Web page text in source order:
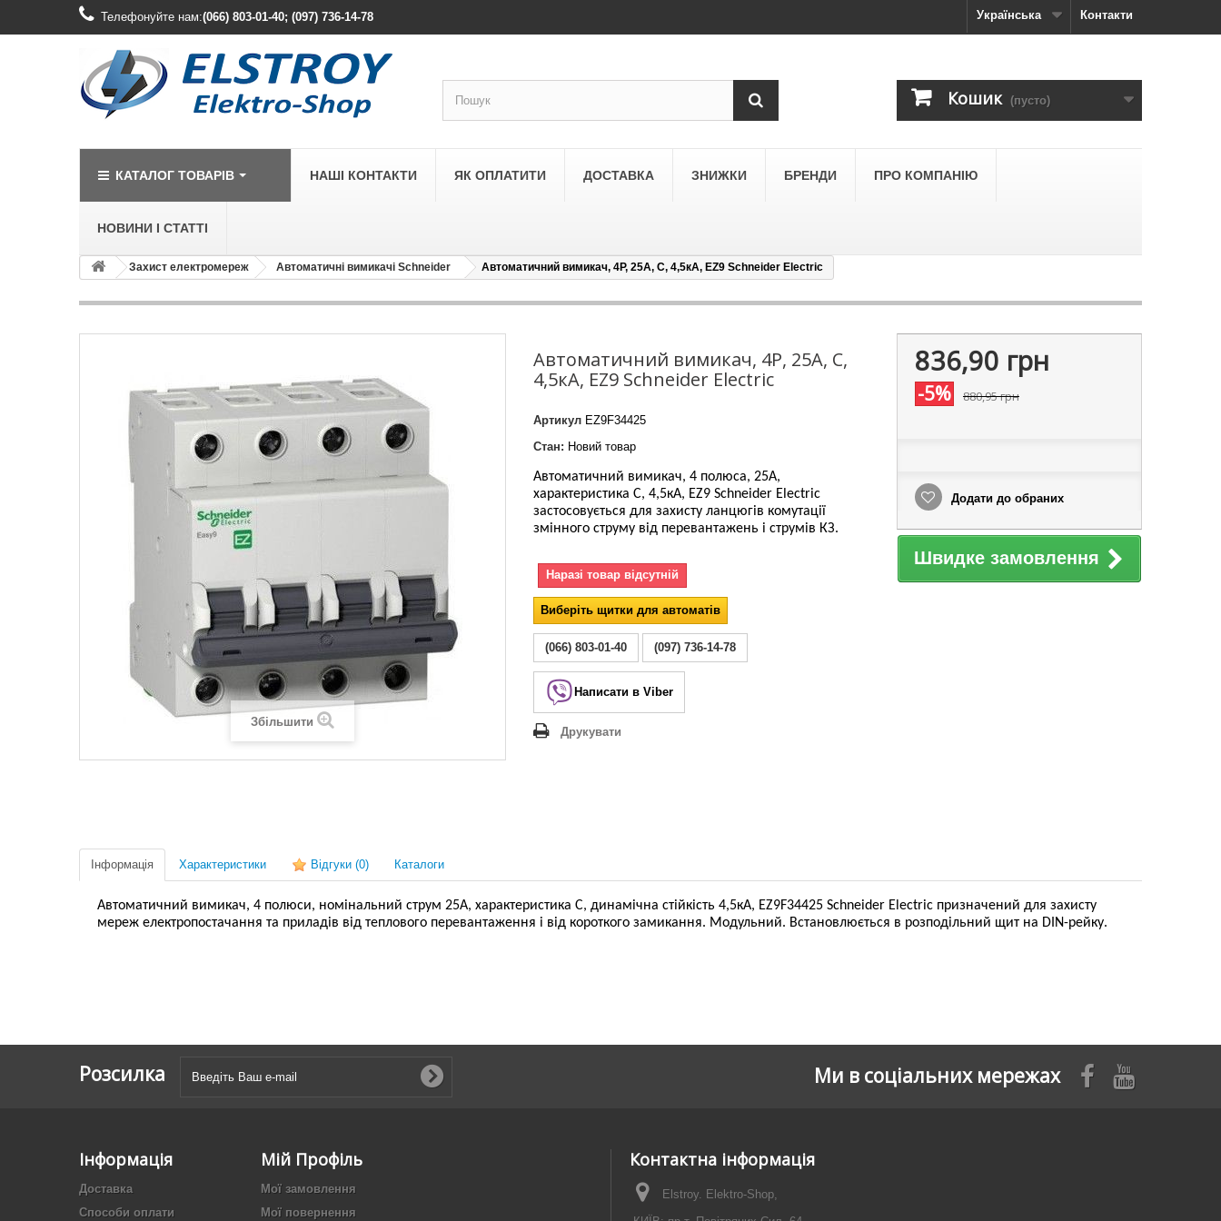
Контакти
Телефонуйте нам:(066) 803-01-40; (097) 736-14-78 Українська
Кошик (пусто)
КАТАЛОГ ТОВАРІВ
LEGRAND
Legrand Forix
Legrand SUNO
Legrand Valena Allure
Legrand Valena Classic
LEGRAND
LEZARD
Lezard Deriy
НАШІ КОНТАКТИ ЯК ОПЛАТИТИ ДОСТАВКА ЗНИЖКИ БРЕНДИ ПРО КОМПАНІЮ
НОВИНИ І СТАТТІ
Захист електромереж Автоматичні вимикачі Schneider Автоматичний вимикач, 4Р, 25А, С, 4,5кА, EZ9 Schneider Electric
Збільшити
Автоматичний вимикач, 4Р, 25А, С,
4,5кА, EZ9 Schneider Electric
Артикул EZ9F34425
Стан: Новий товар
Автоматичний вимикач, 4 полюса, 25А,
характеристика С, 4,5кА, EZ9 Schneider Electric
застосовується для захисту ланцюгів комутації
змінного струму від перевантажень і струмів КЗ.
Наразі товар відсутній
Виберіть щитки для автоматів
(066) 803-01-40 (097) 736-14-78
Написати в Viber
Друкувати
836,90 грн
-5% 880,95 грн
Додати до обраних
Швидке замовлення
Інформація Характеристики Відгуки (0) Каталоги
Автоматичний вимикач, 4 полюси, номінальний струм 25А, характеристика С, динамічна стійкість 4,5кА, EZ9F34425 Schneider Electric призначений для захисту
мереж електропостачання та приладів від теплового перевантаження і від короткого замикання. Модульний. Встановлюється в розподільний щит на DIN-рейку.
Розсилка Ми в соціальних мережах
Інформація
Доставка
Способи оплати
Мій Профіль
Мої замовлення
Мої повернення
Контактна інформація
Elstroy. Elektro-Shop,